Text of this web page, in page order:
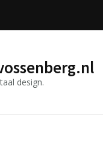
design.